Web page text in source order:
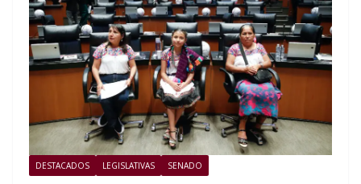
DESTACADOS LEGISLATIVAS SENADO